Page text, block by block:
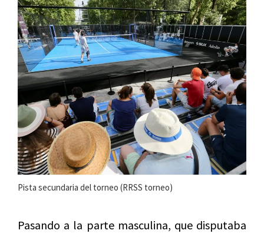
Pista secundaria del torneo (RRSS torneo)
Pasando a la parte masculina, que disputaba